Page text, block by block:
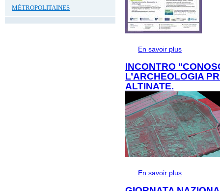
MÉTROPOLITAINES
En savoir plus
INCONTRO
L’ARCHEOLOGIA
ALTINATE.
En savoir plus